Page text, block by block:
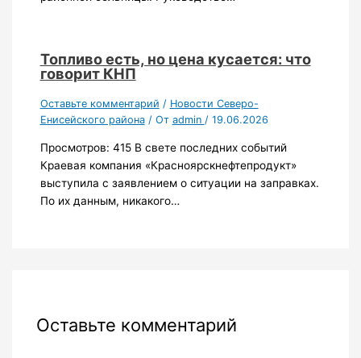
Топливо есть, но цена кусается: что
говорит КНП
Оставьте комментарий / Новости Северо-
Енисейского района/ От admin / 19.06.2026
Просмотров: 415 В свете последних событий
Краевая компания «Красноярскнефтепродукт»
выступила с заявлением о ситуации на заправках.
По их данным, никакого…
Оставьте комментарий